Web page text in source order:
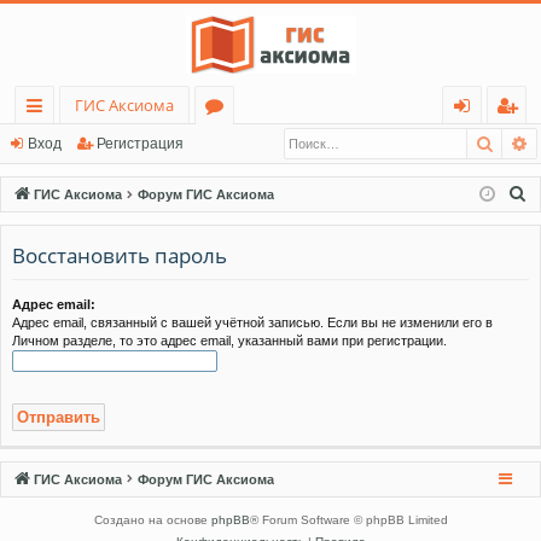
с
ы
лк
и
ГИС Аксиома
ру
м
ы
д
ег
ис
тр
Вход Регистрация
ГИС Аксиома Форум ГИС Аксиома
Восстановить пароль
Адрес email:
Адрес email, связанный с вашей учётной записью. Если вы не изменили его в
Личном разделе, то это адрес email, указанный вами при регистрации.
ГИС Аксиома Форум ГИС Аксиома
Создано на основе phpBB® Forum Software © phpBB Limited